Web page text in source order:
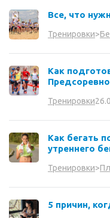
Все, что
Тренировки>
Как
Тренировки
Как бегать
утреннего
Тренировки>
5 причин,